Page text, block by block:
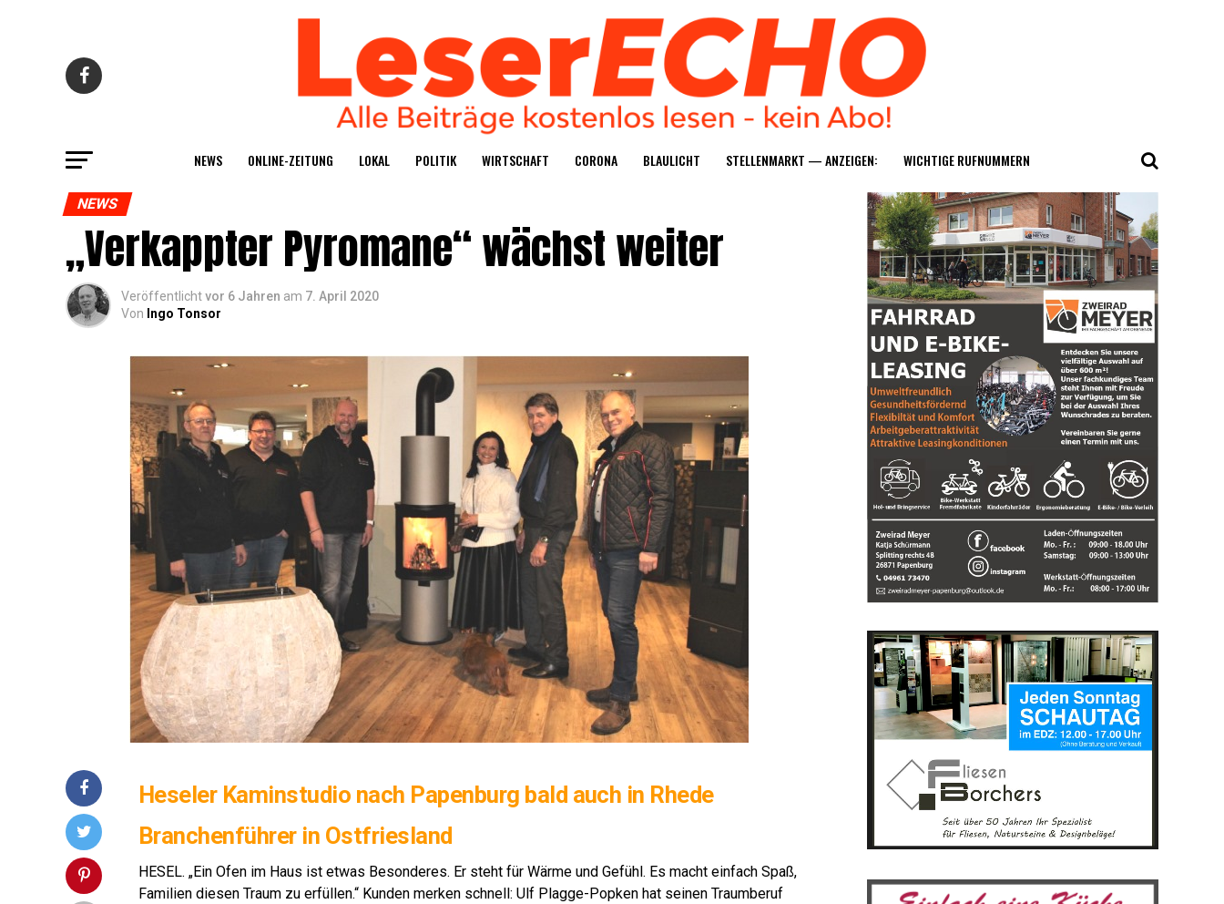
NEWS ONLINE-ZEI­TUNG LOKAL POLI­TIK WIRT­SCHAFT CORO­NA BLAU­LICHT STEL­LEN­MARKT — ANZEIGEN: WICH­TI­GE RUFNUMMERN
NEWS
„Ver­kapp­ter Pyro­ma­ne“ wächst weiter
Veröffentlichtvor 6 Jahren am 7. April 2020
Von Ingo Tonsor
Hese­ler Kamin­stu­dio nach Papen­burg bald auch in Rhede
Bran­chen­füh­rer in Ostfriesland
HESEL. „Ein Ofen im Haus ist etwas Beson­de­res. Er steht für Wär­me und Gefühl. Es macht ein­fach Spaß,
Fami­li­en die­sen Traum zu erfül­len.“ Kun­den mer­ken schnell: Ulf Plag­ge-Pop­ken hat sei­nen Traum­be­ruf